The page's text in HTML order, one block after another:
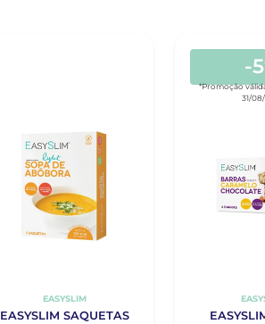
EASYSLIM
EASYSLIM SAQUETAS
-
*Promoção
31/